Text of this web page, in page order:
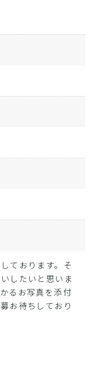
ております。そ
したいと思いま
るお写真を添付
お待ちしており